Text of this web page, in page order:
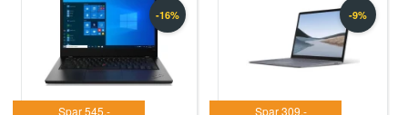
- Grade C
Win11 Pro - Grade B